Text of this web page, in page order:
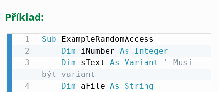
Příklad:
Sub ExampleRandomAccess
Dim iNumber As
Integer
Dim sText As Variant
' Musí
být variant
Dim aFile As
String